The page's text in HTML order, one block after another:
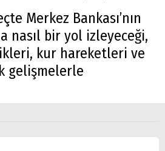
Merkez Bankası’nın
nasıl bir yol izleyeceği,
kur hareketleri ve
gelişmelerle